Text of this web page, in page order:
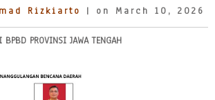
Rizkiarto | on March 10, 2026
BPBD PROVINSI JAWA TENGAH